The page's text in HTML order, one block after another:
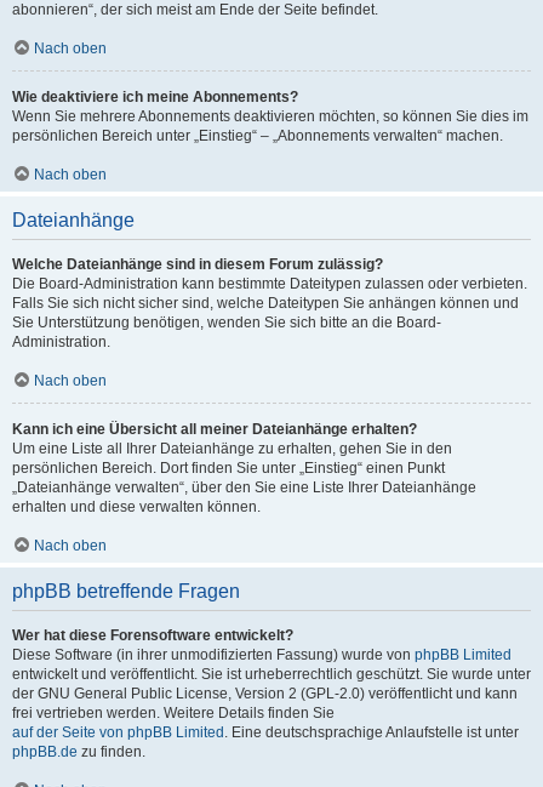
abonnieren“, der sich meist am Ende der Seite befindet.
Nach oben
Wie deaktiviere ich meine Abonnements?
Wenn Sie mehrere Abonnements deaktivieren möchten, so können Sie dies im
persönlichen Bereich unter „Einstieg“ – „Abonnements verwalten“ machen.
Nach oben
Dateianhänge
Welche Dateianhänge sind in diesem Forum zulässig?
Die Board-Administration kann bestimmte Dateitypen zulassen oder verbieten.
Falls Sie sich nicht sicher sind, welche Dateitypen Sie anhängen können und
Sie Unterstützung benötigen, wenden Sie sich bitte an die Board-
Administration.
Nach oben
Kann ich eine Übersicht all meiner Dateianhänge erhalten?
Um eine Liste all Ihrer Dateianhänge zu erhalten, gehen Sie in den
persönlichen Bereich. Dort finden Sie unter „Einstieg“ einen Punkt
„Dateianhänge verwalten“, über den Sie eine Liste Ihrer Dateianhänge
erhalten und diese verwalten können.
Nach oben
phpBB betreffende Fragen
Wer hat diese Forensoftware entwickelt?
Diese Software (in ihrer unmodifizierten Fassung) wurde von phpBB Limited
entwickelt und veröffentlicht. Sie ist urheberrechtlich geschützt. Sie wurde unter
der GNU General Public License, Version 2 (GPL-2.0) veröffentlicht und kann
frei vertrieben werden. Weitere Details finden Sie
auf der Seite von phpBB Limited . Eine deutschsprachige Anlaufstelle ist unter
phpBB.de zu finden.